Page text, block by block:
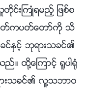
တိုင္းႀကဳံရမည့္ ျဖစ္စ
ႈတ္ကပတ္ေတာ္ကို သိ
ခင္ႏွင့္ ဘုရားသခင္၏
ည္။ ထို႔ေၾကာင့္ ႐ူပါ႐ုံ
းသခင္၏ လူ႔သဘာဝ